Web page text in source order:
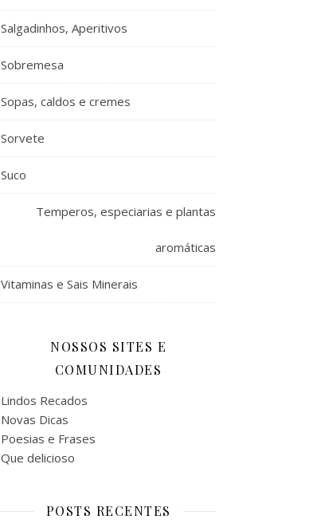
Salgadinhos, Aperitivos
Sobremesa
Sopas, caldos e cremes
Sorvete
Suco
Temperos, especiarias e plantas
aromáticas
Vitaminas e Sais Minerais
NOSSOS SITES E
COMUNIDADES
Lindos Recados
Novas Dicas
Poesias e Frases
Que delicioso
POSTS RECENTES